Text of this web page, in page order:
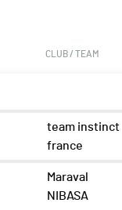
CLUB / TEAM
team instinct
france
Maraval
NIBASA